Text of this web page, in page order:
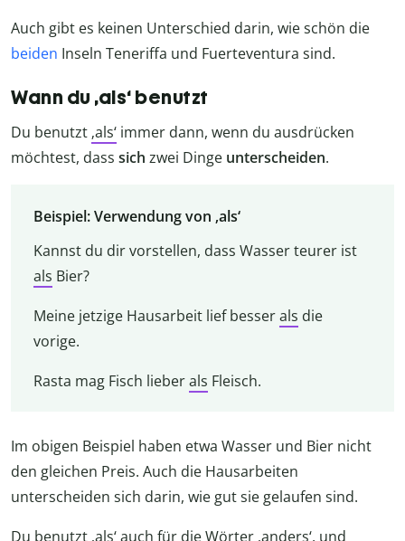
Auch gibt es keinen Unterschied darin, wie schön die
beiden Inseln Teneriffa und Fuerteventura sind.
Wann du ‚als‘ benutzt
Du benutzt ‚als‘ immer dann, wenn du ausdrücken
möchtest, dass sich zwei Dinge unterscheiden.
Beispiel: Verwendung von ‚als‘
Kannst du dir vorstellen, dass Wasser teurer ist
als Bier?
Meine jetzige Hausarbeit lief besserals die
vorige.
Rasta mag Fisch lieberals Fleisch.
Im obigen Beispiel haben etwa Wasser und Bier nicht
den gleichen Preis. Auch die Hausarbeiten
unterscheiden sich darin, wie gut sie gelaufen sind.
Du benutzt ‚als‘auch für die Wörter ‚anders‘, und